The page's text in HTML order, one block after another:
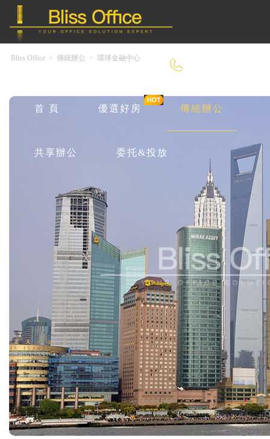
首 頁 優選好房 傳統辦公
共享辦公 委托&投放
Bliss Office > 傳統辦公 > 環球金融中心